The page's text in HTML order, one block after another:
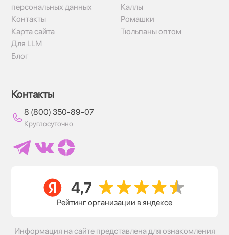
персональных данных
Контакты
Карта сайта
Для LLM
Блог
Каллы
Ромашки
Тюльпаны оптом
Контакты
8 (800) 350-89-07
Круглосуточно
Рейтинг организации в яндексе
Информация на сайте представлена для ознакомления